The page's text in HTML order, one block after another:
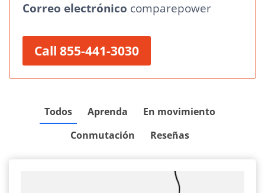
Correo electrónico comparepower
Call 855-441-3030
Todos Aprenda
En movimiento
Conmutación
Reseñas